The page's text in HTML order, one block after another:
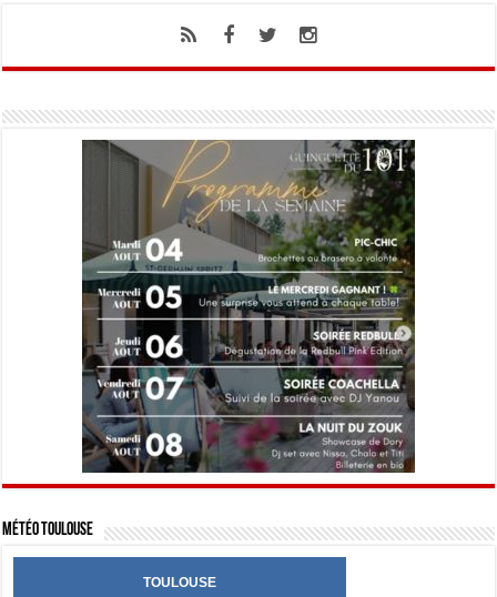
Météo Toulouse